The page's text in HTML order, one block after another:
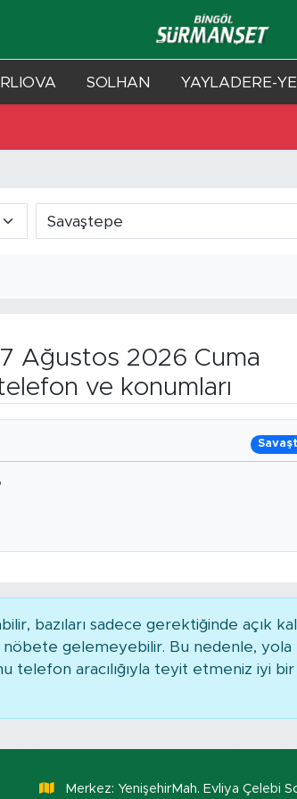
SOLHAN YAYLADERE-
Ağustos 2026 Cuma
ve konumları
bazıları sadece gerektiğinde açık
gelemeyebilir. Bu nedenle, yola
telefon aracılığıyla teyit etmeniz iyi
Merkez: YenişehirMah. Evliya Çelebi